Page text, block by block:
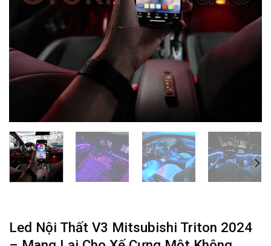
Led Nội Thất V3 Mitsubishi Triton 2024